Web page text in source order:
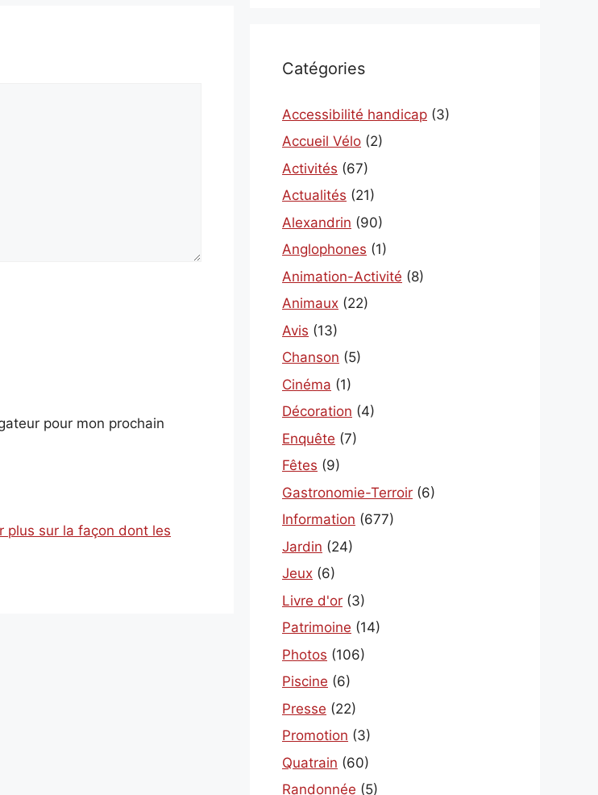
pour mon prochain
plus sur la façon dont les
Catégories
Accessibilité handicap (3)
Accueil Vélo (2)
Activités (67)
Actualités (21)
Alexandrin (90)
Anglophones (1)
Animation-Activité (8)
Animaux (22)
Avis (13)
Chanson (5)
Cinéma (1)
Décoration (4)
Enquête (7)
Fêtes (9)
Gastronomie-Terroir (6)
Information (677)
Jardin (24)
Jeux (6)
Livre d'or (3)
Patrimoine (14)
Photos (106)
Piscine (6)
Presse (22)
Promotion (3)
Quatrain (60)
Randonnée (5)